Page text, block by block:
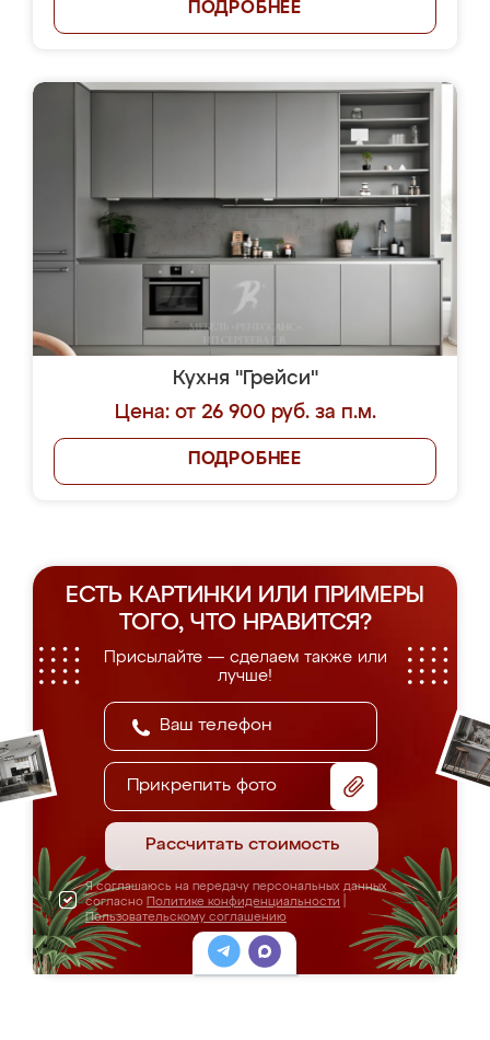
ПОДРОБНЕЕ
Кухня "Грейси"
Цена: от 26 900 руб. за п.м.
ПОДРОБНЕЕ
ЕСТЬ КАРТИНКИ ИЛИ ПРИМЕРЫ
ТОГО, ЧТО НРАВИТСЯ?
Присылайте — сделаем также или
лучше!
Прикрепить фото
Рассчитать стоимость
Я соглашаюсь на передачу персональных данных
согласно Политике конфиденциальности
Пользовательскому соглашению